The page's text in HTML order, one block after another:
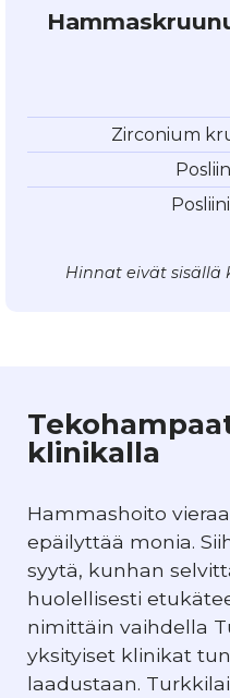
Zirconium
Hinnat eivät sisällä
klinikalla
Hammashoito
epäilyttää monia.
syytä, kunhan
huolellisesti
nimittäin vaihdella
yksityiset klinikat
laadustaan.